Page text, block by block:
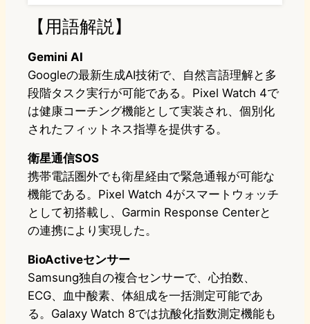
【用語解説】
Gemini AI
Googleの最新生成AI技術で、自然言語理解と多
段階タスク実行が可能である。Pixel Watch 4で
は健康コーチング機能として実装され、個別化
されたフィットネス指導を提供する。
衛星通信SOS
携帯電話圏外でも衛星経由で緊急通報が可能な
機能である。Pixel Watch 4がスマートウォッチ
として初搭載し、Garmin Response Centerと
の連携により実現した。
BioActiveセンサー
Samsung独自の複合センサーで、心拍数、
ECG、血中酸素、体組成を一括測定可能であ
る。Galaxy Watch 8では抗酸化指数測定機能も